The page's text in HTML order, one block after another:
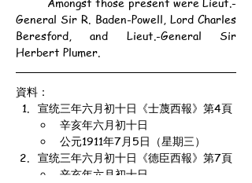
General Sir R. Baden-Powell, Lord Charles
Beresford, and Lieut.-General Sir
Herbert Plumer.
資料：
宣统三年六月初十日《士蔑西報》第4頁
辛亥年六月初十日
公元1911年7月5日（星期三）
宣统三年六月初十日《德臣西報》第7頁
辛亥年六月初十日